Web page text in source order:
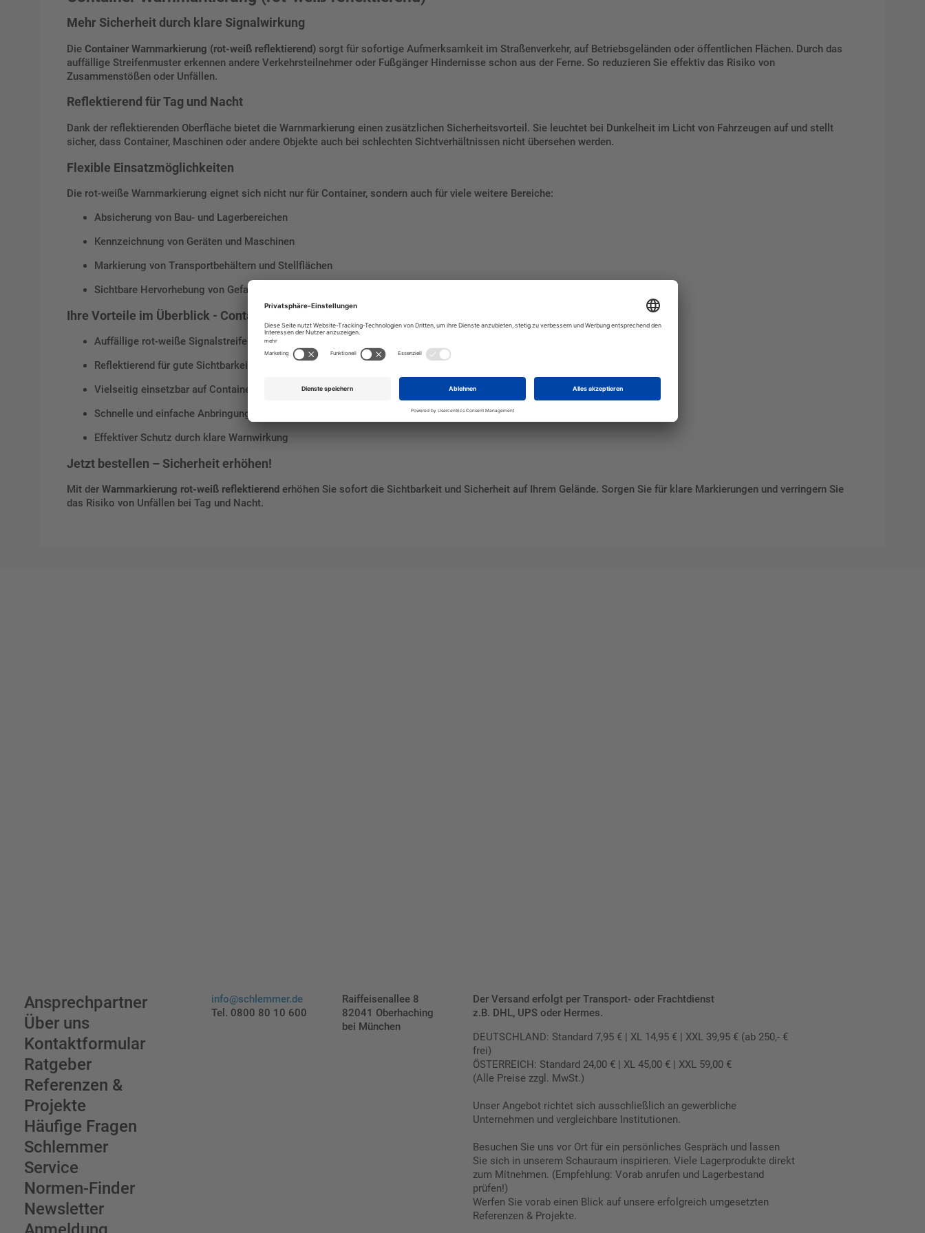
Mehr Sicherheit durch klare Signalwirkung
Die Container Warnmarkierung (rot-weiß reflektierend) sorgt für sofortige Aufmerksamkeit im Straßenverkehr, auf Betriebsgeländen oder öffentlichen Flächen. Durch das
auffällige Streifenmuster erkennen andere Verkehrsteilnehmer oder Fußgänger Hindernisse schon aus der Ferne. So reduzieren Sie effektiv das Risiko von
Zusammenstößen oder Unfällen.
Reflektierend für Tag und Nacht
Dank der reflektierenden Oberfläche bietet die Warnmarkierung einen zusätzlichen Sicherheitsvorteil. Sie leuchtet bei Dunkelheit im Licht von Fahrzeugen auf und stellt
sicher, dass Container, Maschinen oder andere Objekte auch bei schlechten Sichtverhältnissen nicht übersehen werden.
Flexible Einsatzmöglichkeiten
Die rot-weiße Warnmarkierung eignet sich nicht nur für Container, sondern auch für viele weitere Bereiche:
Absicherung von Bau- und Lagerbereichen
Kennzeichnung von Geräten und Maschinen
Markierung von Transportbehältern und Stellflächen
Sichtbare Hervorhebung von Gefahrenstellen
Ihre Vorteile im Überblick - Container Warnmarkierung
Auffällige rot-weiße Signalstreifen
Reflektierend für gute Sichtbarkeit bei Nacht
Vielseitig einsetzbar auf Container, Maschinen oder Flächen
Schnelle und einfache Anbringung
Effektiver Schutz durch klare Warnwirkung
Jetzt bestellen – Sicherheit erhöhen!
Mit der Warnmarkierung rot-weiß reflektierend erhöhen Sie sofort die Sichtbarkeit und Sicherheit auf Ihrem Gelände. Sorgen Sie für klare Markierungen und verringern Sie
das Risiko von Unfällen bei Tag und Nacht.
Ansprechpartner
Über uns
Kontaktformular
Ratgeber
Referenzen &
Projekte
Häufige Fragen
Schlemmer
Service
Normen-Finder
Newsletter
info@schlemmer.de
Tel. 0800 80 10 600
Raiffeisenallee 8
82041 Oberhaching
bei München
Der Versand erfolgt per Transport- oder Frachtdienst
z.B. DHL, UPS oder Hermes.
DEUTSCHLAND: Standard 7,95 € | XL 14,95 € | XXL 39,95 € (ab 250,- €
frei)
ÖSTERREICH: Standard 24,00 € | XL 45,00 € | XXL 59,00 €
(Alle Preise zzgl. MwSt.)
Unser Angebot richtet sich ausschließlich an gewerbliche
Unternehmen und vergleichbare Institutionen.
Besuchen Sie uns vor Ort für ein persönliches Gespräch und lassen
Sie sich in unserem Schauraum inspirieren. Viele Lagerprodukte direkt
zum Mitnehmen. (Empfehlung: Vorab anrufen und Lagerbestand
prüfen!)
Werfen Sie vorab einen Blick auf unsere erfolgreich umgesetzten
Referenzen & Projekte.